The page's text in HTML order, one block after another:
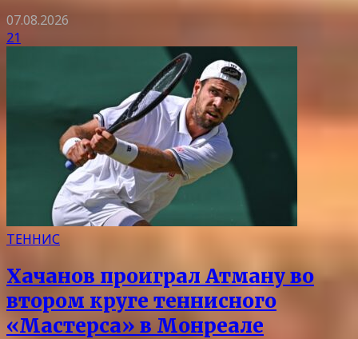
07.08.2026
21
ТЕННИС
Хачанов проиграл Атману во
втором круге теннисного
«Мастерса» в Монреале